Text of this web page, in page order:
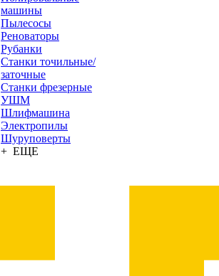
машины
Пылесосы
Реноваторы
Рубанки
Станки точильные/
заточные
Станки фрезерные
УШМ
Шлифмашина
Электропилы
Шуруповерты
+ ЕЩЕ